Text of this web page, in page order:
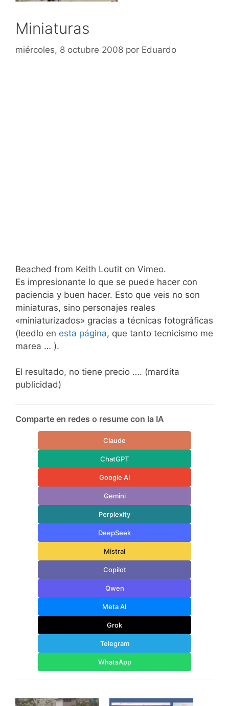
Miniaturas
miércoles, 8 octubre 2008 por Eduardo
Beached from Keith Loutit on Vimeo.
Es impresionante lo que se puede hacer con
paciencia y buen hacer. Esto que veis no son
miniaturas, sino personajes reales
«miniaturizados» gracias a técnicas fotográficas
(leedlo en esta página, que tanto tecnicismo me
marea … ).
El resultado, no tiene precio …. (mardita
publicidad)
Comparte en redes o resume con la IA
Claude
ChatGPT
Google AI
Gemini
Perplexity
DeepSeek
Mistral
Copilot
Qwen
Meta AI
Grok
Telegram
WhatsApp